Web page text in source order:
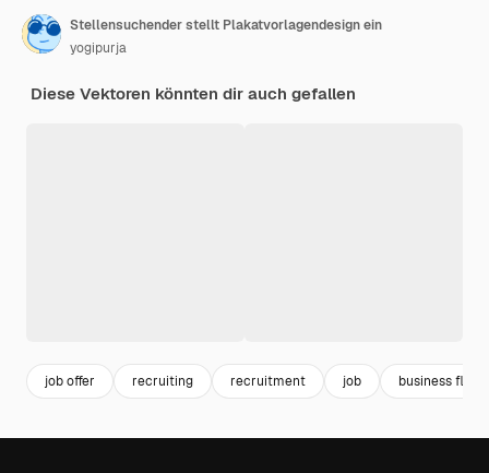
Stellensuchender stellt Plakatvorlagendesign ein
yogipurja
Diese Vektoren könnten dir auch gefallen
job offer recruiting recruitment job business flyer